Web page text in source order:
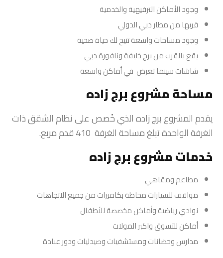
وجود الأماكن الترفيهية والخدمية
قربها من مطار دبي الدولي
وجود مساحات واسعة تتيح لك حياة صحية
يقع بالقرب من برج خليفة ونافورة دبي
شاشات سينما تعرض في أماكن واسعة
مساحة مشروع برج زاده
يقدم المشروع برج زاده الذي خُصص على نظام الشقق ذات
الغرفة الواحدة تبلغ مساحة الغرفة 410 قدم مربع.
خدمات مشروع برج زاده
مطاعم ومقاهي
مواقف للسيارات محاطة بكاميرات من جميع الاتجاهات
نوادي رياضية وأماكن مخصصة للأطفال
أماكن للتسوق واكبر المولات
مدارس وحضانات ومستشفيات وصيدليات ودور عبادة